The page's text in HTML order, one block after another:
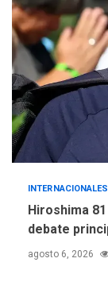
INTERNACIONALES
Hiroshima
debate
agosto 6, 2026